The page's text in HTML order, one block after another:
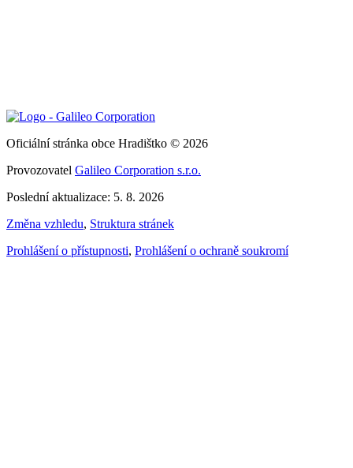
Oficiální stránka obce Hradištko © 2026
Provozovatel Galileo Corporation s.r.o.
Poslední aktualizace: 5. 8. 2026
Změna vzhledu, Struktura stránek
Prohlášení o přístupnosti, Prohlášení o ochraně soukromí